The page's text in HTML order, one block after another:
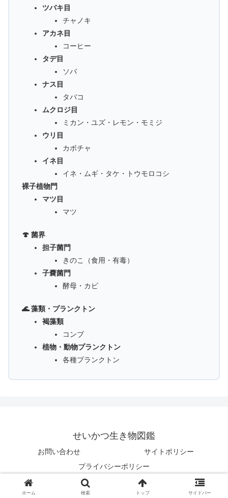
ツバキ目
チャノキ
アカネ目
コーヒー
タデ目
ソバ
ナス目
タバコ
ムクロジ目
ミカン・ユズ・レモン・モミジ
ウリ目
カボチャ
イネ目
イネ・ムギ・タケ・トウモロコシ
裸子植物門
マツ目
マツ
🍄 菌界
担子菌門
きのこ（食用・有毒）
子嚢菌門
酵母・カビ
🌊 藻類・プランクトン
褐藻類
コンブ
植物・動物プランクトン
各種プランクトン
せいかつ生き物図鑑
お問い合わせ
サイトポリシー
プライバシーポリシー
© 2025 せいかつ生き物図鑑.
ホーム 検索 トップ サイドバー